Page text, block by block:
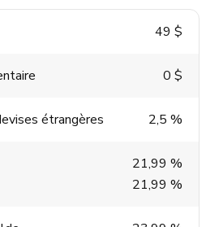
49 $
0 $
étrangères 2,5 %
21,99 %
21,99 %